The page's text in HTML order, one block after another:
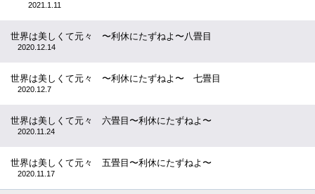
2021.1.11
世界は美しくて元々 〜利休にたずねよ〜八畳目
2020.12.14
世界は美しくて元々 〜利休にたずねよ〜 七畳目
2020.12.7
世界は美しくて元々 六畳目〜利休にたずねよ〜
2020.11.24
世界は美しくて元々 五畳目〜利休にたずねよ〜
2020.11.17